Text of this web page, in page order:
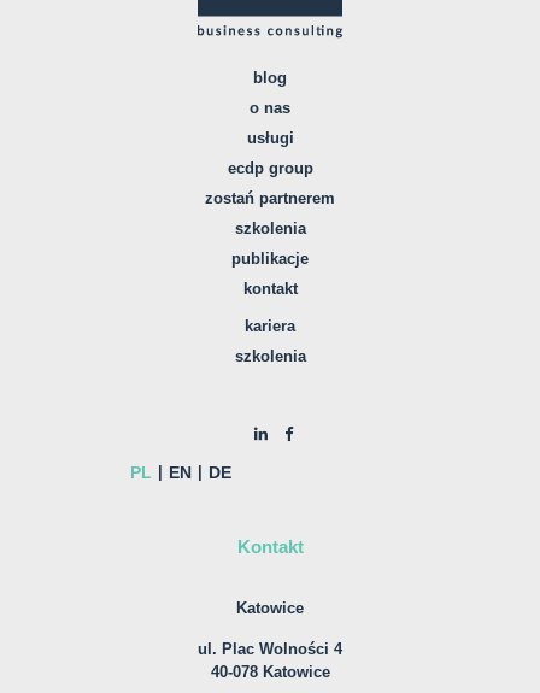
blog
o nas
usługi
ecdp group
zostań partnerem
szkolenia
publikacje
kontakt
kariera
szkolenia
PL EN DE
Kontakt
Katowice
ul. Plac Wolności 4
40-078 Katowice